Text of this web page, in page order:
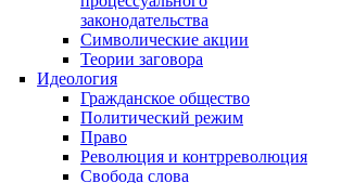
законодательства
Символические акции
Теории заговора
Идеология
Гражданское общество
Политический режим
Право
Революция и контрреволюция
Свобода слова